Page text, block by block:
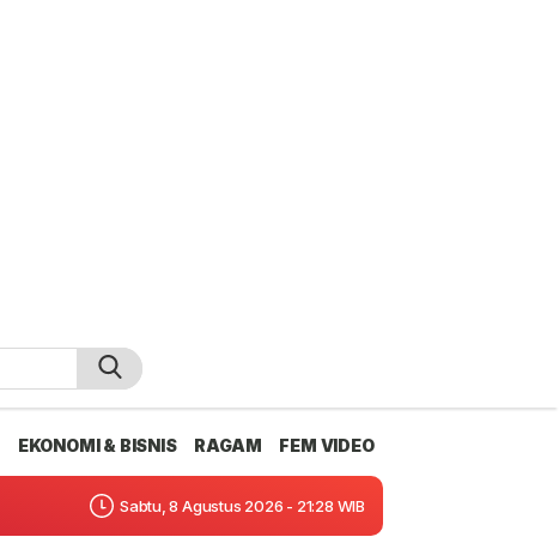
EKONOMI & BISNIS RAGAM FEM VIDEO
Sabtu, 8 Agustus 2026 - 21:28 WIB